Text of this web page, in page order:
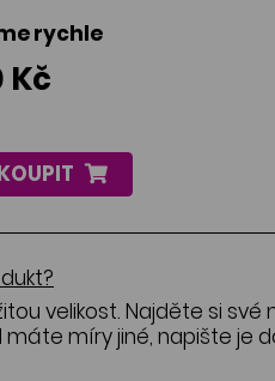
rychle
Kč
velikost. Najděte si své
máte míry jiné, napište je